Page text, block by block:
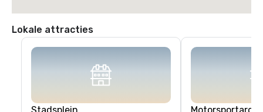
Lokale attracties